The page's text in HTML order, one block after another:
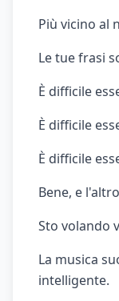
Più vicino al
Le tue frasi
È difficile
È difficile
È difficile
Bene, e
Sto volando
La musica
intelligente.